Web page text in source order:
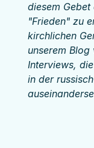
diesem
"Frieden" zu
kirchlichen
unserem
Interviews,
in der